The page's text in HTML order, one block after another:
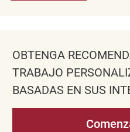
OBTENGA
TRABAJO
BASADAS EN SUS